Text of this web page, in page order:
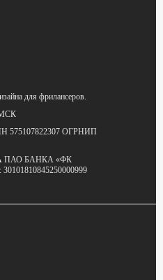
для фрилансеров.
МСК
575107822307 ОГРНИП
ПАО БАНКА «ФК
30101810845250000999